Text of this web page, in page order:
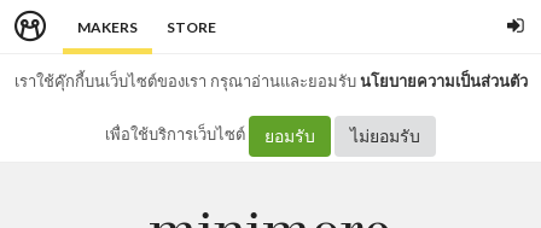
MAKERS STORE
เราใช้คุ๊กกี้บนเว็บไซต์ของเรา กรุณาอ่านและยอมรับนโยบายความเป็นส่วนตัว
เพื่อใช้บริการเว็บไซต์ ยอมรับ ไม่ยอมรับ